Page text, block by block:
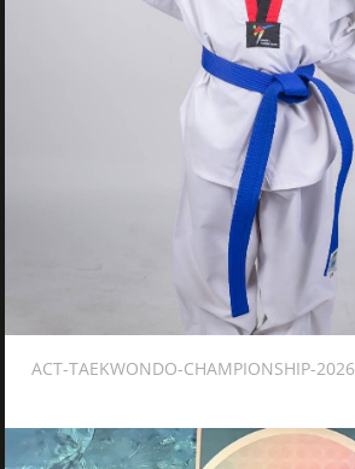
ACT-TAEKWONDO-CHAMPIONSHIP-2026